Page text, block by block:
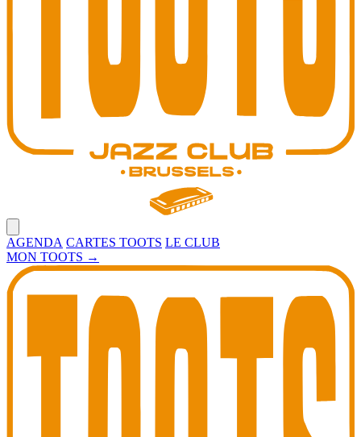
AGENDA CARTES TOOTS LE CLUB
MON TOOTS →
Toots Jazz Club